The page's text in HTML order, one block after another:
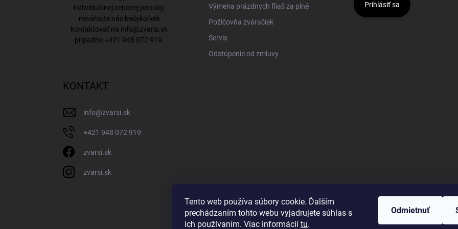
Tento web používa súbory cookie. Ďalším
prechádzaním tohto webu vyjadrujete súhlas s
ich používaním. Viac informácií tu.
Odmietnuť
individuálnej cenovej ponuky,
neváhajte nás kedykoľvek
kontaktovať na info@zvarsi.sk
prípadne +421 948 072 919
Výmena prázdnych fliaš za plné
Požičovňa zváračiek
Servis
Odstúpenie od zmluvy
Prihlásiť sa
KONTAKT
info@zvarsi.sk
+421 948 072 919
zvarsi.sk
zvarsi.sk